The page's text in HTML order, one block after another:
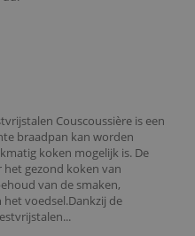
Couscoussière is een
braadpan kan worden
koken mogelijk is. De
het gezond koken van
van de smaken,
voedsel.Dankzij de